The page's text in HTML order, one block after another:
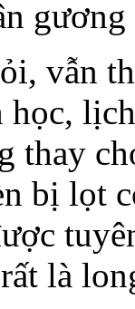
gương
vẫn
thay
bị lọt
là